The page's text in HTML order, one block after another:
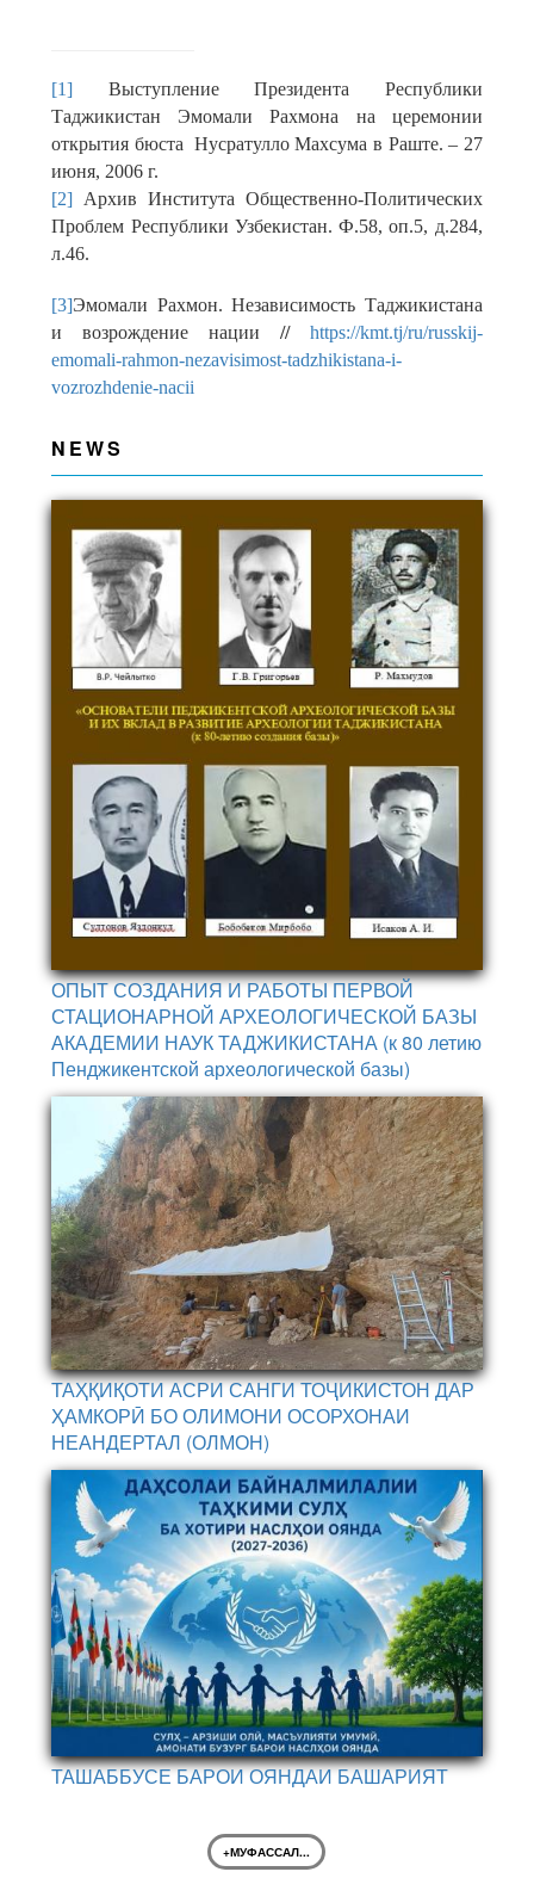
[1] Выступление Президента Республики
Таджикистан Эмомали Рахмона на церемонии
открытия бюста Нусратулло Махсума в Раште. – 27
июня, 2006 г.
[2] Архив Института Общественно-Политических
Проблем Республики Узбекистан. Ф.58, оп.5, д.284,
л.46.
[3]Эмомали Рахмон. Независимость Таджикистана
и возрождение нации // https://kmt.tj/ru/russkij-
emomali-rahmon-nezavisimost-tadzhikistana-i-
vozrozhdenie-nacii
NEWS
ОПЫТ СОЗДАНИЯ И РАБОТЫ ПЕРВОЙ
СТАЦИОНАРНОЙ АРХЕОЛОГИЧЕСКОЙ БАЗЫ
АКАДЕМИИ НАУК ТАДЖИКИСТАНА (к 80 летию
Пенджикентской археологической базы)
ТАҲҚИҚОТИ АСРИ САНГИ ТОҶИКИСТОН ДАР
ҲАМКОРӢ БО ОЛИМОНИ ОСОРХОНАИ
НЕАНДЕРТАЛ (ОЛМОН)
ТАШАББУСЕ БАРОИ ОЯНДАИ БАШАРИЯТ
+МУФАССАЛ...